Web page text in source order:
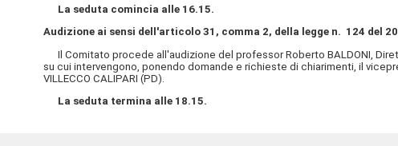
La seduta comincia alle 16.15.
Audizione ai sensi dell'articolo 31, comma 2, della legge n. 124 del
Il Comitato procede all'audizione del professor Roberto BALDONI,
su cui intervengono, ponendo domande e richieste di chiarimenti, il
VILLECCO CALIPARI (PD).
La seduta termina alle 18.15.